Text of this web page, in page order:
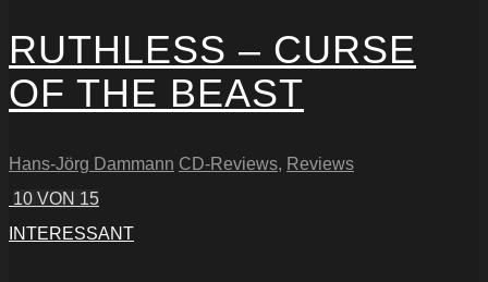
RUTHLESS – CURSE
OF THE BEAST
Hans-Jörg Dammann CD-Reviews, Reviews
10 VON 15
INTERESSANT